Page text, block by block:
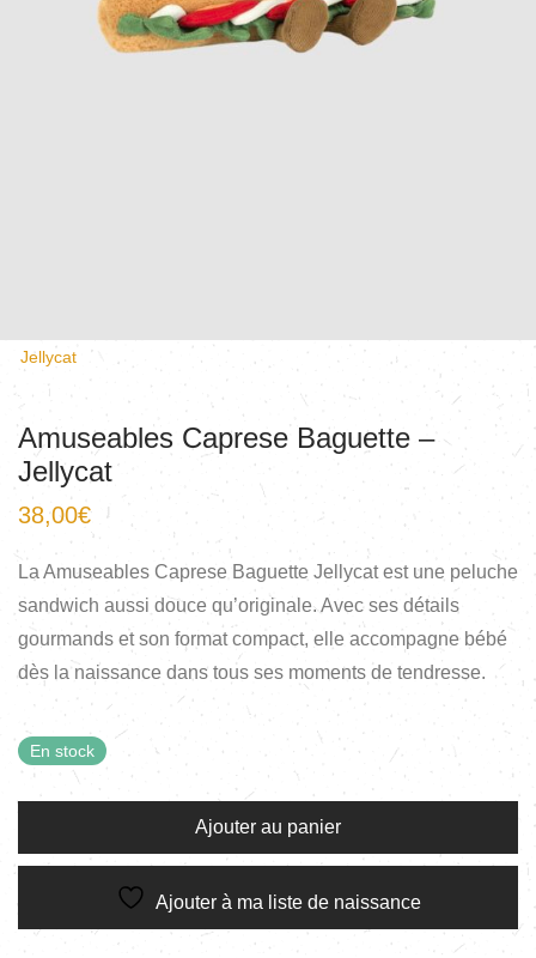
Jellycat
Amuseables Caprese Baguette –
Jellycat
38,00€
La Amuseables Caprese Baguette Jellycat est une peluche
sandwich aussi douce qu’originale. Avec ses détails
gourmands et son format compact, elle accompagne bébé
dès la naissance dans tous ses moments de tendresse.
En stock
Ajouter au panier
Ajouter à ma liste de naissance